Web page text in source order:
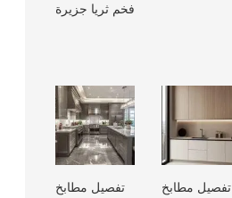
فخم ثريا جزيرة
تفصيل مطابخ
تفصيل مطابخ